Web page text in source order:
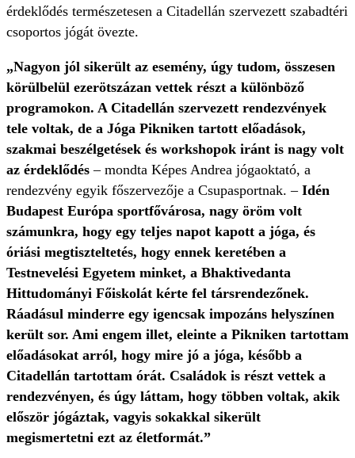
érdeklődés természetesen a Citadellán szervezett szabadtéri
csoportos jógát övezte.
„Nagyon jól sikerült az esemény, úgy tudom, összesen
körülbelül ezerötszázan vettek részt a különböző
programokon. A Citadellán szervezett rendezvények
tele voltak, de a Jóga Pikniken tartott előadások,
szakmai beszélgetések és workshopok iránt is nagy volt
az érdeklődés– mondta Képes Andrea jógaoktató, a
rendezvény egyik főszervezője a Csupasportnak. – Idén
Budapest Európa sportfővárosa, nagy öröm volt
számunkra, hogy egy teljes napot kapott a jóga, és
óriási megtiszteltetés, hogy ennek keretében a
Testnevelési Egyetem minket, a Bhaktivedanta
Hittudományi Főiskolát kérte fel társrendezőnek.
Ráadásul minderre egy igencsak impozáns helyszínen
került sor. Ami engem illet, eleinte a Pikniken tartottam
előadásokat arról, hogy mire jó a jóga, később a
Citadellán tartottam órát. Családok is részt vettek a
rendezvényen, és úgy láttam, hogy többen voltak, akik
először jógáztak, vagyis sokakkal sikerült
megismertetni ezt az életformát.”